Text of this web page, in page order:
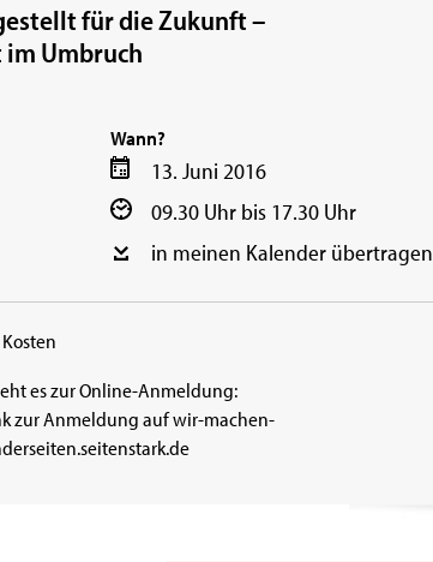
für die Zukunft –
Umbruch
Wann?
13. Juni 2016
09.30 Uhr bis 17.30 Uhr
in meinen Kalender übertragen
es zur Online-Anmeldung:
zur Anmeldung auf wir-machen-